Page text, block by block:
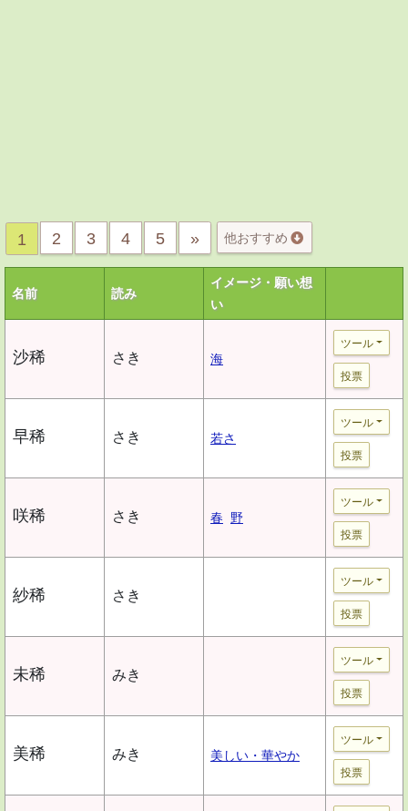
1 2 3 4 5 » 他おすすめ
名前 読み
イメージ・願い想
い
沙稀 さき 海
ツール
投票
早稀 さき 若さ
ツール
投票
咲稀 さき 春 野
ツール
投票
紗稀 さき
ツール
投票
未稀 みき
ツール
投票
美稀 みき 美しい・華やか
ツール
投票